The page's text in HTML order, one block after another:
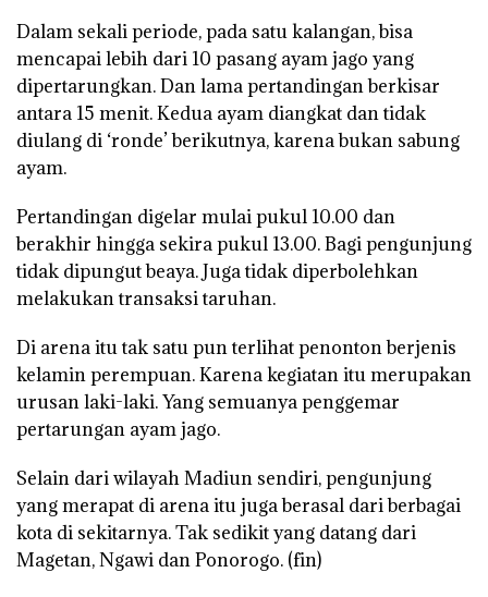
Dalam sekali periode, pada satu kalangan, bisa
mencapai lebih dari 10 pasang ayam jago yang
dipertarungkan. Dan lama pertandingan berkisar
antara 15 menit. Kedua ayam diangkat dan tidak
diulang di ‘ronde’ berikutnya, karena bukan sabung
ayam.
Pertandingan digelar mulai pukul 10.00 dan
berakhir hingga sekira pukul 13.00. Bagi pengunjung
tidak dipungut beaya. Juga tidak diperbolehkan
melakukan transaksi taruhan.
Di arena itu tak satu pun terlihat penonton berjenis
kelamin perempuan. Karena kegiatan itu merupakan
urusan laki-laki. Yang semuanya penggemar
pertarungan ayam jago.
Selain dari wilayah Madiun sendiri, pengunjung
yang merapat di arena itu juga berasal dari berbagai
kota di sekitarnya. Tak sedikit yang datang dari
Magetan, Ngawi dan Ponorogo. (fin)